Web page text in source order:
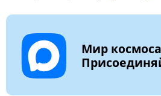
Мир